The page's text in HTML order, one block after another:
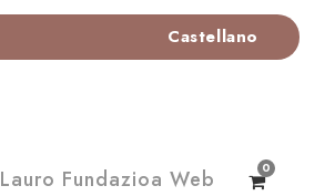
Castellano
Lauro Fundazioa Web 0